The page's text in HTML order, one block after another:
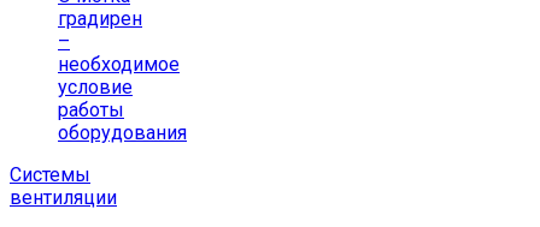
градирен
–
необходимое
условие
работы
оборудования
Системы
вентиляции